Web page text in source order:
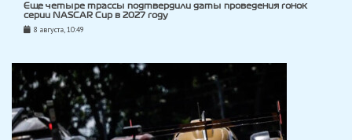
Еще четыре трассы подтвердили даты проведения гонок
серии NASCAR Cup в 2027 году
8 августа, 10:49